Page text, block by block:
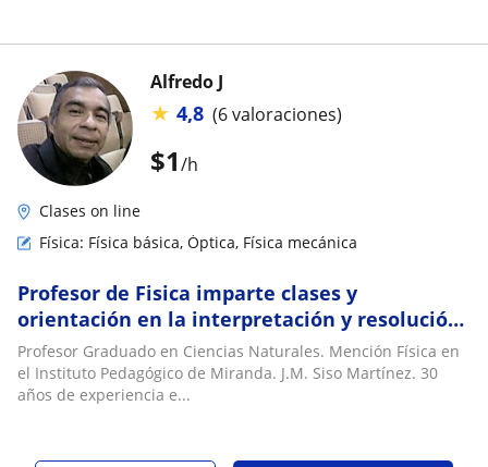
$1/h
Alfredo J
★ 4,8 (6 valoraciones)
Clases on line
Física: Física básica, Óptica, Física mecánica
Profesor de Fisica imparte clases y
orientación en la interpretación y resolución
de problemas propuestos de Física
Profesor Graduado en Ciencias Naturales. Mención Física en
el Instituto Pedagógico de Miranda. J.M. Siso Martínez. 30
años de experiencia e...